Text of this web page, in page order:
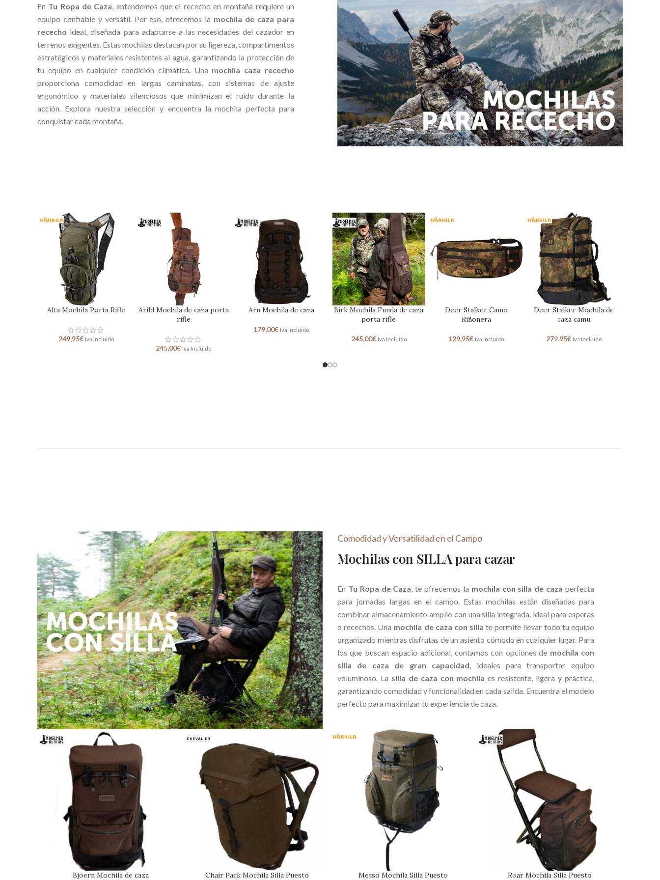
En Tu Ropa de Caza, entendemos que el rececho en montaña requiere un
equipo confiable y versátil. Por eso, ofrecemos la mochila de caza para
rececho ideal, diseñada para adaptarse a las necesidades del cazador en
terrenos exigentes. Estas mochilas destacan por su ligereza, compartimentos
estratégicos y materiales resistentes al agua, garantizando la protección de
tu equipo en cualquier condición climática. Una mochila caza rececho
proporciona comodidad en largas caminatas, con sistemas de ajuste
ergonómico y materiales silenciosos que minimizan el ruido durante la
acción. Explora nuestra selección y encuentra la mochila perfecta para
conquistar cada montaña.
Deer Stalker Camo
129,95€ Iva Incluido
Deer Stalker Mochila de
caza camu
279,95€ Iva Incluido
Deer Stalker Verde
Forest Hunter Mochila de
caza
229,95€ Iva Incluido
Metso Mochila de caza 36L
Moose Hunter 2.0 Mochila
funda rifle extraible
299,95€ Iva Incluido
Comodidad y Versatilidad en el Campo
Mochilas con SILLA para cazar
En Tu Ropa de Caza, te ofrecemos la mochila con silla de caza perfecta
para jornadas largas en el campo. Estas mochilas están diseñadas para
combinar almacenamiento amplio con una silla integrada, ideal para esperas
o recechos. Una mochila de caza con silla te permite llevar todo tu equipo
organizado mientras disfrutas de un asiento cómodo en cualquier lugar. Para
los que buscan espacio adicional, contamos con opciones de mochila con
silla de caza de gran capacidad, ideales para transportar equipo
voluminoso. La silla de caza con mochila es resistente, ligera y práctica,
garantizando comodidad y funcionalidad en cada salida. Encuentra el modelo
perfecto para maximizar tu experiencia de caza.
Bjoern Mochila de caza Chair Pack Mochila Silla Puesto Metso Mochila Silla Puesto Roar Mochila Silla Puesto